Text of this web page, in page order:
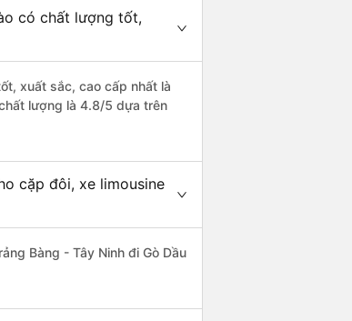
có chất lượng tốt,
xuất sắc, cao cấp nhất là
lượng là 4.8/5 dựa trên
cặp đôi, xe limousine
Bàng - Tây Ninh đi Gò Dầu